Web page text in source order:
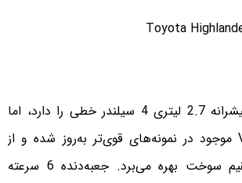
نسخه پایه همان پیشرانه 2.7 لیتری 4 سیلندر خطی را دارد، اما
بلوک 3.5 لیتری V6 موجود در نمونه‌های قوی‌تر به‌روز شده و از
فناوری تزریق مستقیم سوخت بهره می‌برد. جعبه‌دنده 6 سرعته